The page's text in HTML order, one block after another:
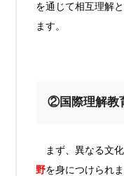
を通じて相互理解
ます。
②国際理解教
まず、異なる文化
野を身につけられま